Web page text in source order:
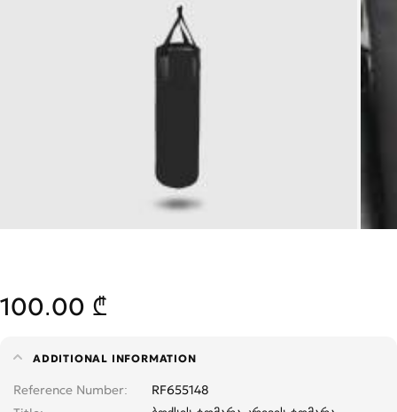
100.00 ₾
ADDITIONAL INFORMATION
Reference Number
RF655148